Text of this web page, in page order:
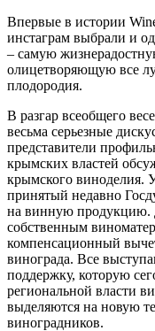
Впервые в истории
инстаграм выбрали и
– самую
олицетворяющую все
плодородия.
В разгар всеобщего
весьма серьезные
представители
крымских властей
крымского виноделия.
принятый недавно
на винную продукцию.
собственным
компенсационный
винограда. Все
поддержку, которую
региональной власти
выделяются на новую
виноградников.